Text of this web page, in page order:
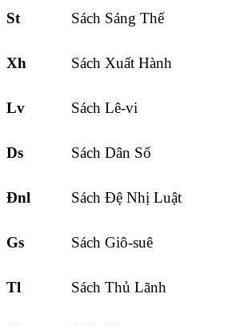
St Sách Sáng Thế
Xh Sách Xuất Hành
Lv Sách Lê-vi
Ds Sách Dân Số
Đnl Sách Đệ Nhị Luật
Gs Sách Giô-suê
Tl Sách Thủ Lãnh